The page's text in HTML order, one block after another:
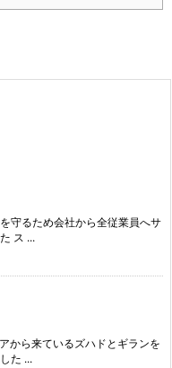
守るため会社から全従業員へサ
ス ...
から来ているズハドとギランを
た ...